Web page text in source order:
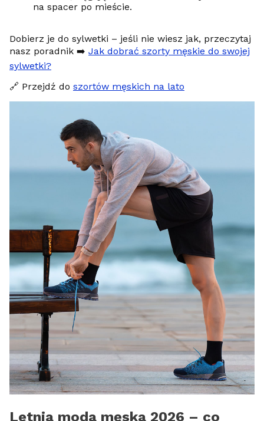
na spacer po mieście.
Dobierz je do sylwetki – jeśli nie wiesz jak, przeczytaj
nasz poradnik ➡️ Jak dobrać szorty męskie do swojej
sylwetki?
🔗 Przejdź do szortów męskich na lato
Letnia moda męska 2026 – co